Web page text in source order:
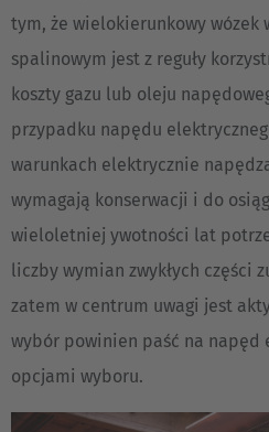
tym, że wielokierunkowy wózek
spalinowym jest z reguły
koszty gazu lub oleju
przypadku napędu
warunkach elektrycznie
wymagają konserwacji i do
wieloletniej ywotności lat
liczby wymian zwykłych części
zatem w centrum uwagi jest
wybór powinien paść na napęd
opcjami wyboru.